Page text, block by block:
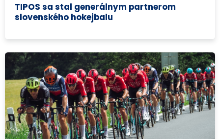
TIPOS sa stal generálnym partnerom
slovenského hokejbalu